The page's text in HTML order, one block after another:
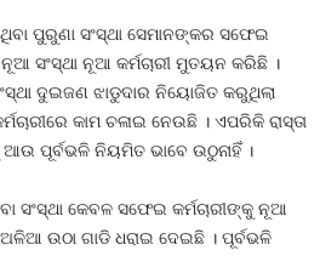
ପୁରୁଣା ସଂସ୍ଥା ସେମାନଙ୍କର ସଫେଇ
ସଂସ୍ଥା ନୂଆ କର୍ମଚାରୀ ମୁତୟନ କରିଛି ।
ଦୁଇଜଣ ଝାଡୁଦାର ନିୟୋଜିତ କରୁଥିଲା
କାମ ଚଳାଇ ନେଉଛି । ଏପରିକି ରାସ୍ତା
ପୂର୍ବଭଳି ନିୟମିତ ଭାବେ ଉଠୁନାହିଁ ।
ସଂସ୍ଥା କେବଳ ସଫେଇ କର୍ମଚାରୀଙ୍କୁ ନୂଆ
ଉଠା ଗାଡି ଧରାଇ ଦେଇଛି । ପୂର୍ବଭଳି